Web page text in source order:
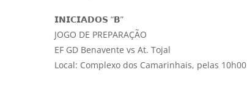
𝗜𝗡𝗜𝗖𝗜𝗔𝗗𝗢𝗦 “𝗕”
JOGO DE PREPARAÇÃO
EF GD Benavente vs At. Tojal
Local: Complexo dos Camarinhais, pelas 10h00